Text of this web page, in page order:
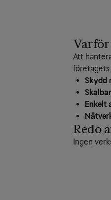
Varför
Att
företagets
Skydd
Enkelt
Redo
Ingen